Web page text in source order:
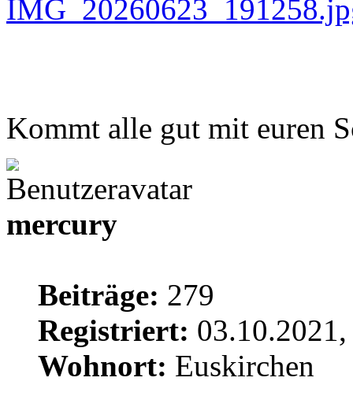
Kommt alle gut mit euren
mercury
Beiträge: 279
Registriert:
Wohnort: Euskirchen